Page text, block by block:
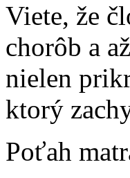
Viete, že
chorôb a
nielen
ktorý
Poťah